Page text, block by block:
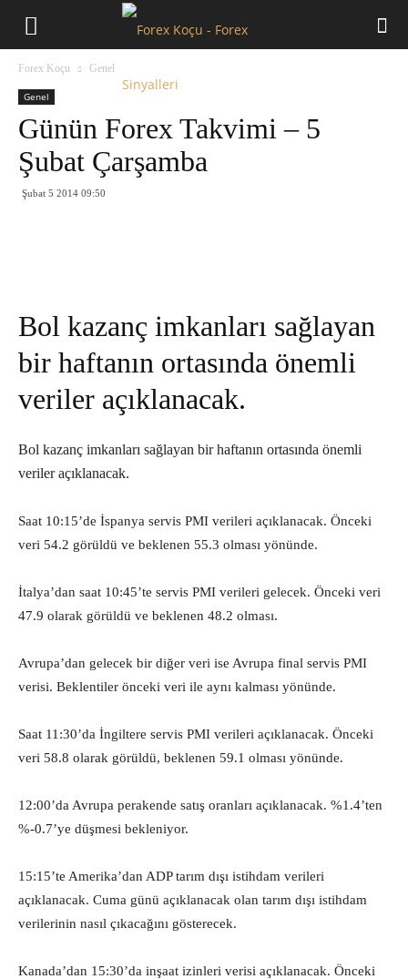
Forex Koçu Genel
Genel
Günün Forex Takvimi – 5
Şubat Çarşamba
Şubat 5 2014 09:50
Bol kazanç imkanları sağlayan
bir haftanın ortasında önemli
veriler açıklanacak.
Bol kazanç imkanları sağlayan bir haftanın ortasında önemli
veriler açıklanacak.
Saat 10:15’de İspanya servis PMI verileri açıklanacak. Önceki
veri 54.2 görüldü ve beklenen 55.3 olması yönünde.
İtalya’dan saat 10:45’te servis PMI verileri gelecek. Önceki veri
47.9 olarak görüldü ve beklenen 48.2 olması.
Avrupa’dan gelecek bir diğer veri ise Avrupa final servis PMI
verisi. Beklentiler önceki veri ile aynı kalması yönünde.
Saat 11:30’da İngiltere servis PMI verileri açıklanacak. Önceki
veri 58.8 olarak görüldü, beklenen 59.1 olması yönünde.
12:00’da Avrupa perakende satış oranları açıklanacak. %1.4’ten
%-0.7’ye düşmesi bekleniyor.
15:15’te Amerika’dan ADP tarım dışı istihdam verileri
açıklanacak. Cuma günü açıklanacak olan tarım dışı istihdam
verilerinin nasıl çıkacağını gösterecek.
Kanada’dan 15:30’da inşaat izinleri verisi açıklanacak. Önceki